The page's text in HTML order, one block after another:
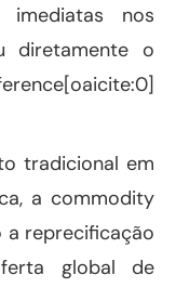
nos
diretamente o
tradicional em
a commodity
reprecificação
global de